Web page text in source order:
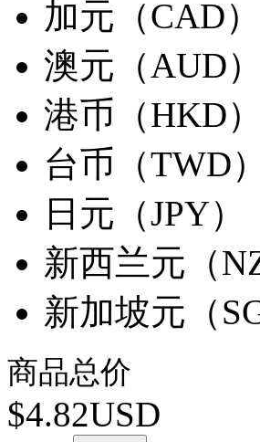
加元（CAD）
澳元（AUD）
港币（HKD）
台币（TWD）
日元（JPY）
新西兰元（
新加坡元（
商品总价
$4.82USD